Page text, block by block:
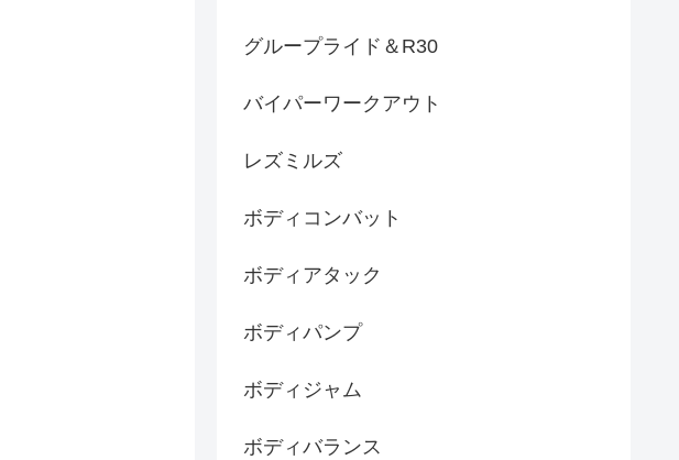
グループライド＆R30
バイパーワークアウト
レズミルズ
ボディコンバット
ボディアタック
ボディパンプ
ボディジャム
ボディバランス